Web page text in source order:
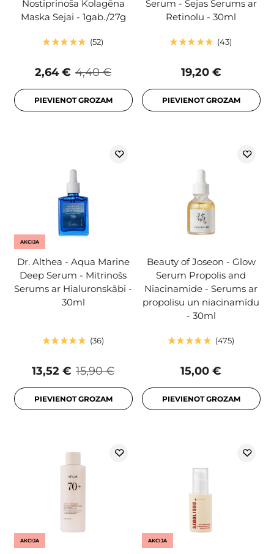
Nostiprinoša Kolagēna
Maska Sejai - 1gab./27g
52
4,40 €
2,64 €
PIEVIENOT GROZAM
Serum - Sejas Serums ar
Retinolu - 30ml
43
19,20 €
PIEVIENOT GROZAM
AKCIJA
Dr. Althea - Aqua Marine
Deep Serum - Mitrinošs
Serums ar Hialuronskābi -
30ml
36
15,90 €
13,52 €
PIEVIENOT GROZAM
Beauty of Joseon - Glow
Serum Propolis and
Niacinamide - Serums ar
propolisu un niacinamīdu
- 30ml
475
15,00 €
PIEVIENOT GROZAM
AKCIJA AKCIJA